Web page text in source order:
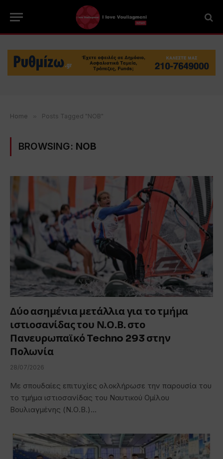
Home » Posts Tagged "ΝΟΒ"
BROWSING: ΝΟΒ
Δύο ασημένια μετάλλια για το τμήμα
ιστιοσανίδας του Ν.Ο.Β. στο
Πανευρωπαϊκό Techno 293 στην
Πολωνία
28/07/2026
Με σπουδαίες επιτυχίες ολοκλήρωσε την παρουσία του
το τμήμα ιστιοσανίδας του Ναυτικού Ομίλου
Βουλιαγμένης (Ν.Ο.Β.)…